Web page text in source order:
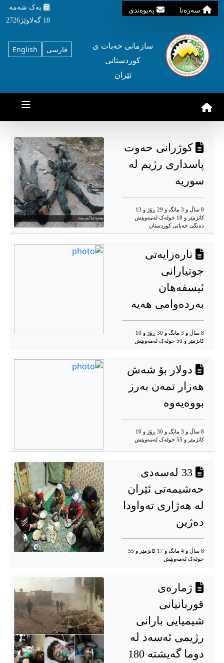
سه‌ره‌تا په‌یوه‌ندی
یه‌ک شه‌مه‌
18 گه‌لاوێژ2726
English فارسی
سازمانی خه‌بات ی
کوردستانی
ئێران
کوژرانی حەوت
پاسداری رژیم لە
سوریە
8 ساڵ و 3 مانگ و 29 ڕۆژ و 13
کاتژمێر و 18 خوله‌ک له‌مه‌وپێش‌
دەنگی خەباتی کوردستان
نارەزایەتی
جوتیارانی
ئیسفەهان
بەردەوامی هەیە
8 ساڵ و 3 مانگ و 30 ڕۆژ و 10
کاتژمێر و 50 خوله‌ک له‌مه‌وپێش‌
دولار بۆ شەش
هەزار تمەن بەرز
بووەیەوە
8 ساڵ و 3 مانگ و 30 ڕۆژ و 10
کاتژمێر و 55 خوله‌ک له‌مه‌وپێش‌
33 لەسەدی
حەشیمەتی ئێران
لە هەژاری تەواودا
دەژین
8 ساڵ و 4 مانگ و 17 کاتژمێر و 55
خوله‌ک له‌مه‌وپێش‌
ژمارەی
قوربانیانی
شیمیایی بارانی
رژیمی ئەسەد لە
دوما گەیشتە 180